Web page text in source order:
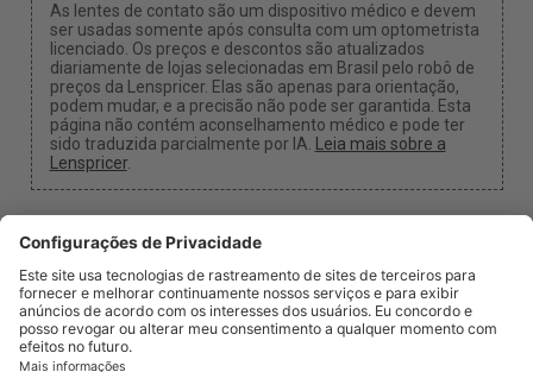
As lentes de contato são um dispositivo médico e devem
ser usadas somente após consulta com um optometrista
licenciado. Os preços e descontos são atualizados
diariamente de lojas selecionadas em Brasil pelo robô de
preços da Lenspricer. Elas são apenas para orientação,
podem mudar, e a precisão não pode ser garantida. Esta
página não contém aconselhamento médico e pode ter
sido traduzida parcialmente por IA. Leia mais sobre a
Lenspricer.
Configurações de Cookies
Podemos receber uma comissão se você usar um dos